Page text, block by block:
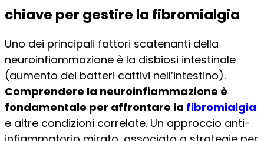
chiave per gestire la fibromialgia
Uno dei principali fattori scatenanti della
neuroinfiammazione è la disbiosi intestinale
(aumento dei batteri cattivi nell’intestino).
Comprendere la neuroinfiammazione è
fondamentale per affrontare la fibromialgia
e altre condizioni correlate. Un approccio anti-